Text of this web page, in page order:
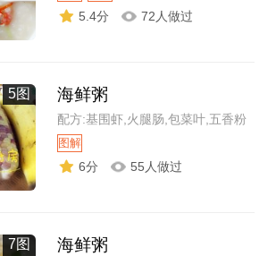
5.4分 72人做过
5图 海鲜粥
配方:基围虾,火腿肠,包菜叶,五香粉
图解
6分 55人做过
7图 海鲜粥